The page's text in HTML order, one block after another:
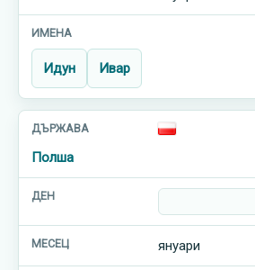
Идун Ивар
Полша
януари